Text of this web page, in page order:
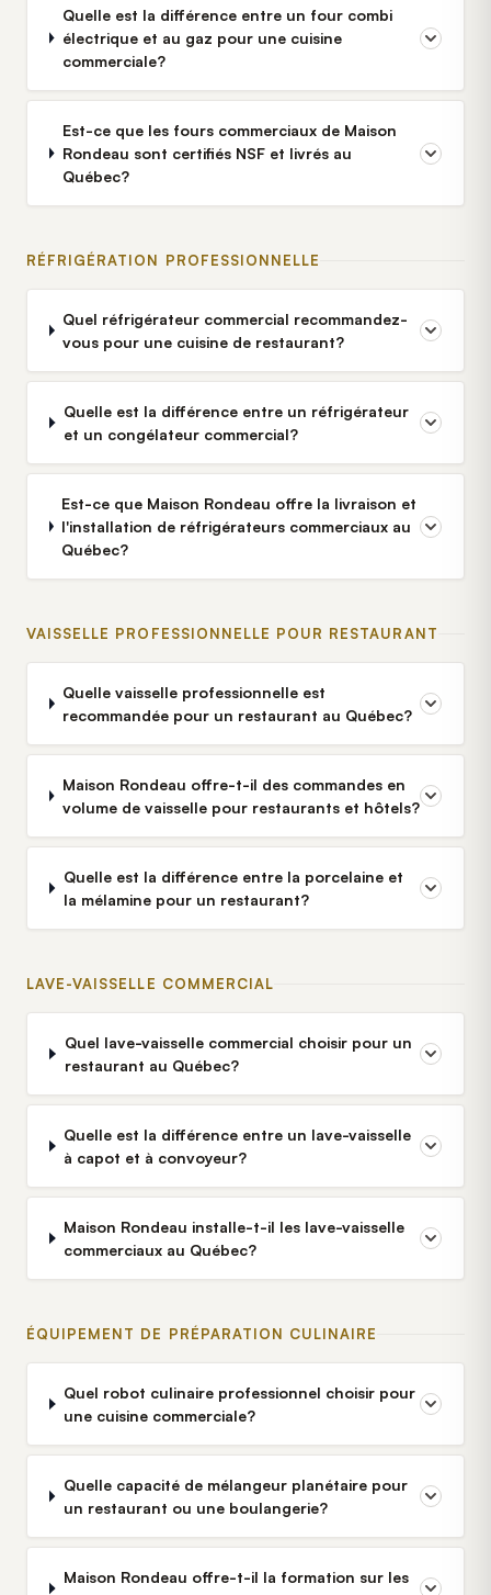
Quelle est la différence entre un four combi
électrique et au gaz pour une cuisine
commerciale?
Est-ce que les fours commerciaux de Maison
Rondeau sont certifiés NSF et livrés au
Québec?
RÉFRIGÉRATION PROFESSIONNELLE
Quel réfrigérateur commercial recommandez-
vous pour une cuisine de restaurant?
Quelle est la différence entre un réfrigérateur
et un congélateur commercial?
Est-ce que Maison Rondeau offre la livraison et
l'installation de réfrigérateurs commerciaux au
Québec?
VAISSELLE PROFESSIONNELLE POUR RESTAURANT
Quelle vaisselle professionnelle est
recommandée pour un restaurant au Québec?
Maison Rondeau offre-t-il des commandes en
volume de vaisselle pour restaurants et hôtels?
Quelle est la différence entre la porcelaine et
la mélamine pour un restaurant?
LAVE-VAISSELLE COMMERCIAL
Quel lave-vaisselle commercial choisir pour un
restaurant au Québec?
Quelle est la différence entre un lave-vaisselle
à capot et à convoyeur?
Maison Rondeau installe-t-il les lave-vaisselle
commerciaux au Québec?
ÉQUIPEMENT DE PRÉPARATION CULINAIRE
Quel robot culinaire professionnel choisir pour
une cuisine commerciale?
Quelle capacité de mélangeur planétaire pour
un restaurant ou une boulangerie?
Maison Rondeau offre-t-il la formation sur les